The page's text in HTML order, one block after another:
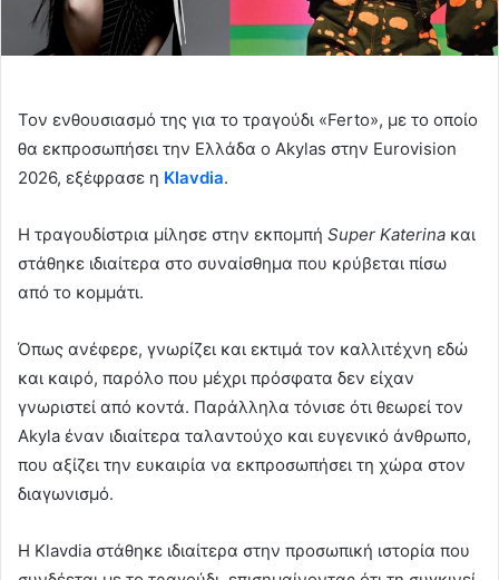
Τον ενθουσιασμό της για το τραγούδι «Ferto», με το οποίο
θα εκπροσωπήσει την Ελλάδα ο Akylas στην Eurovision
2026, εξέφρασε η Klavdia.
Η τραγουδίστρια μίλησε στην εκπομπή Super Katerina και
στάθηκε ιδιαίτερα στο συναίσθημα που κρύβεται πίσω
από το κομμάτι.
Όπως ανέφερε, γνωρίζει και εκτιμά τον καλλιτέχνη εδώ
και καιρό, παρόλο που μέχρι πρόσφατα δεν είχαν
γνωριστεί από κοντά. Παράλληλα τόνισε ότι θεωρεί τον
Akyla έναν ιδιαίτερα ταλαντούχο και ευγενικό άνθρωπο,
που αξίζει την ευκαιρία να εκπροσωπήσει τη χώρα στον
διαγωνισμό.
Η Klavdia στάθηκε ιδιαίτερα στην προσωπική ιστορία που